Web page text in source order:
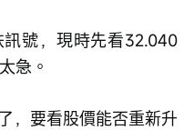
訊號，現時先看32.040
急。
，要看股價能否重新升